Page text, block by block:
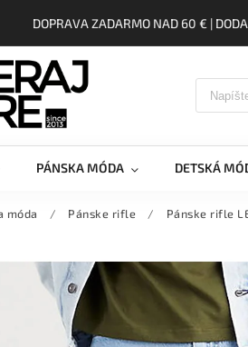
DOPRAVA ZADARMO NAD 60 € |
PÁNSKA MÓDA DETSKÁ
móda / Pánske rifle / Pánske rifle